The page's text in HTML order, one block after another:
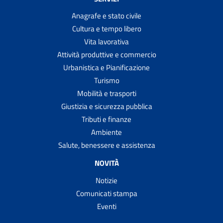
Anagrafe e stato civile
Cultura e tempo libero
Vita lavorativa
Attività produttive e commercio
Urbanistica e Pianificazione
Turismo
Mobilità e trasporti
Giustizia e sicurezza pubblica
Tributi e finanze
Ambiente
Salute, benessere e assistenza
NOVITÀ
Notizie
Comunicati stampa
Eventi